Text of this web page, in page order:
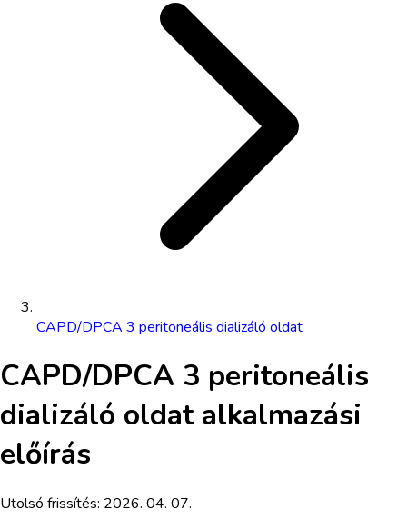
CAPD/DPCA 3 peritoneális dializáló oldat
CAPD/DPCA 3 peritoneális
dializáló oldat alkalmazási
előírás
Utolsó frissítés: 2026. 04. 07.